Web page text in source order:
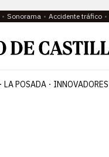
Sonorama Accidente tráfico
LA POSADA INNOVADORES